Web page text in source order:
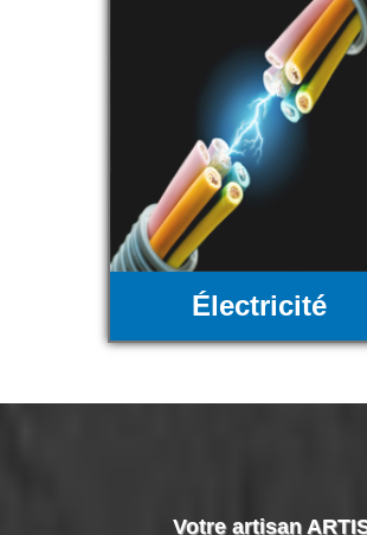
Électricité
Votre artisan